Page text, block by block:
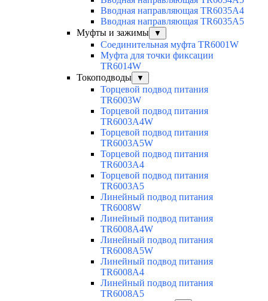
Вводная направляющая TR6035A4
Вводная направляющая TR6035A5
Муфты и зажимы
▼
Соединительная муфта TR6001W
Муфта для точки фиксации
TR6014W
Токоподводы
▼
Торцевой подвод питания
TR6003W
Торцевой подвод питания
TR6003A4W
Торцевой подвод питания
TR6003A5W
Торцевой подвод питания
TR6003A4
Торцевой подвод питания
TR6003A5
Линейный подвод питания
TR6008W
Линейный подвод питания
TR6008A4W
Линейный подвод питания
TR6008A5W
Линейный подвод питания
TR6008A4
Линейный подвод питания
TR6008A5